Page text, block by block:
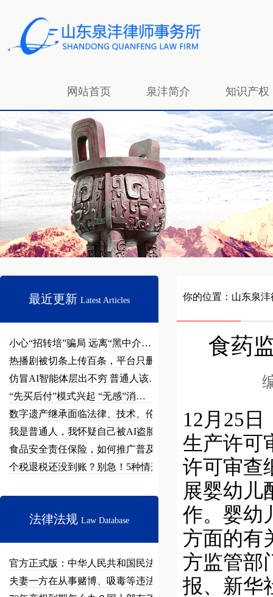
网站首页 泉沣简介 知识产权
招贤纳士
最近更新 Latest Articles
小心“招转培”骗局 远离“黑中介…
热播剧被切条上传百条，平台只删不…
仿冒AI智能体层出不穷 普通人该…
“先买后付”模式兴起 “无感”消…
数字遗产继承面临法律、技术、伦理…
我是普通人，我怀疑自己被AI盗脸…
食品安全责任保险，如何推广普及？
个税退税还没到账？别急！5种情形…
法律法规 Law Database
官方正式版：中华人民共和国民法总…
夫妻一方在从事赌博、吸毒等违法犯…
你的位置： 山东泉
食药
12月25
生产许可
许可审查
展婴幼儿
作。婴幼
方面的有
方监管部
报、新华